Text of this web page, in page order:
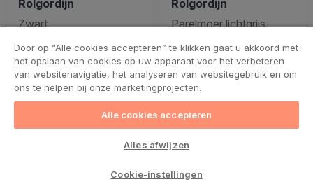
Rolgordijn
Zwart
adviesafspraak
vanaf € 59
Rolgordijn
Parelmoer lichtgrijs
adviesafspraak
vanaf
Bekijk nu
Door op “Alle cookies accepteren” te klikken gaat u akkoord met
het opslaan van cookies op uw apparaat voor het verbeteren
van websitenavigatie, het analyseren van websitegebruik en om
ons te helpen bij onze marketingprojecten.
Alle cookies accepteren
Alles afwijzen
Cookie-instellingen